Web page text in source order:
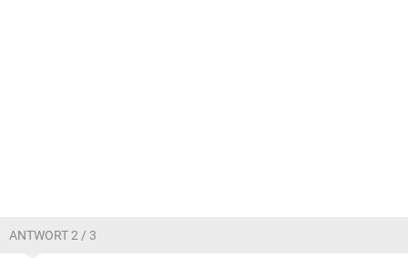
ANTWORT 2 / 3